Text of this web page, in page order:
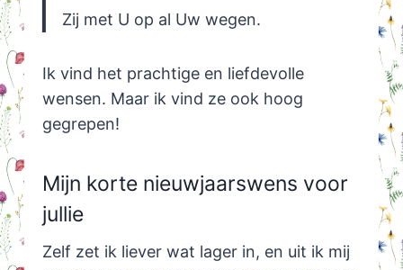
Zij met U op al Uw wegen.
Ik vind het prachtige en liefdevolle
wensen. Maar ik vind ze ook hoog
gegrepen!
Mijn korte nieuwjaarswens voor
jullie
Zelf zet ik liever wat lager in, en uit ik mij